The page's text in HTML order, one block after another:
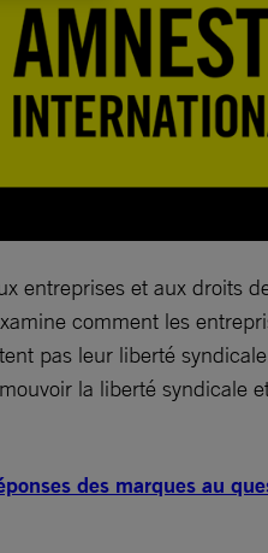
entreprises et aux droits
comment les
pas leur liberté
la liberté syndicale
des marques au